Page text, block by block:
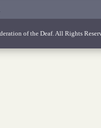
of the Deaf. All Rights